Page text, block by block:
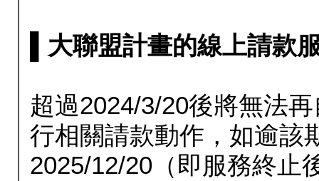
▌大聯盟計畫的線上請款
超過2024/3/20後將無法
行相關請款動作，如逾該
2025/12/20（即服務終止